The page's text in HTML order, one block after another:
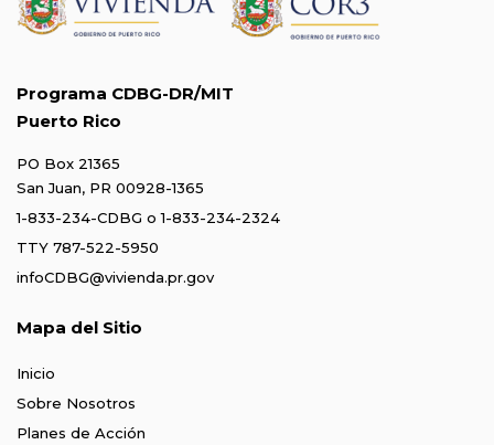
Programa CDBG-DR/MIT
Puerto Rico
PO Box 21365
San Juan, PR 00928-1365
1-833-234-CDBG o1-833-234-2324
TTY 787-522-5950
infoCDBG@vivienda.pr.gov
Mapa del Sitio
Inicio
Sobre Nosotros
Planes de Acción